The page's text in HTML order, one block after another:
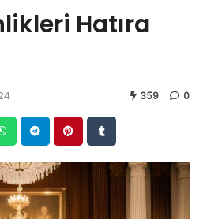
Hatıra
359 0